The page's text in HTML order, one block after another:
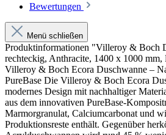
Bewertungen
Menü schließen
Produktinformationen "Villeroy & Boch
rechteckig, Anthracite, 1400 x 1000 mm,
Villeroy & Boch Ecora Duschwanne –
PureBase Die Villeroy & Boch Ecora
modernes Design mit nachhaltiger
aus dem innovativen PureBase-
Marmorgranulat, Calciumcarbonat und
Produktionsreste enthält. Gegenüber